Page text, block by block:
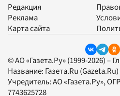
Редакция
Реклама
Карта сайта
© АО «Газета.Ру» (1999-2026) –
Название: Газета.Ru (Gazeta.Ru)
Учредитель:АО «Газета.Ру»,
7743625728